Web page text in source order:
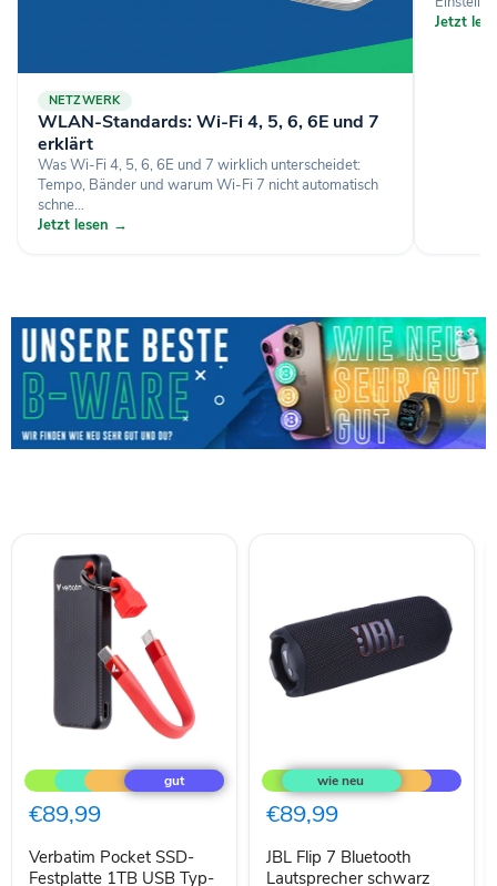
NETZWERK
WLAN-Standards: Wi-Fi 4, 5, 6, 6E und 7
erklärt
Was Wi-Fi 4, 5, 6, 6E und 7 wirklich unterscheidet:
Tempo, Bänder und warum Wi-Fi 7 nicht automatisch
schne...
Jetzt lesen →
Jetzt
Pocket
SSD-
Festplatte
1TB
Typ-
C
€89,99
Verbatim Pocket SSD-
Festplatte 1TB USB Typ-
Flip
7
Bluetooth
Lautsprecher
€89,99
JBL Flip 7 Bluetooth
Lautsprecher schwarz